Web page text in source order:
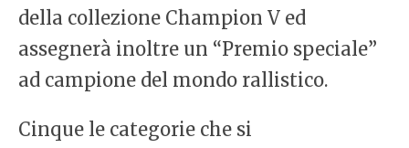
della collezione Champion V ed
assegnerà inoltre un “Premio speciale”
ad campione del mondo rallistico.
Cinque le categorie che si